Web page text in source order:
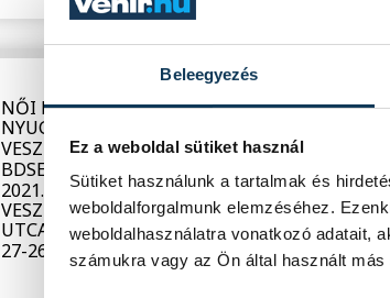
Beleegyezés
Ez a weboldal sütiket használ
Sütiket használunk a tartalmak és
weboldalforgalmunk elemzéséhez.
weboldalhasználatra vonatkozó adatait,
számukra vagy az Ön által használt
NŐI KÉZILABDA NB II, ÉSZAK-
NYUGAT, 2021/2022
VESZPRÉM PANNON SE
BDSE
2021. NOVEMBER 7. 15:00
VESZPRÉM, WARTHA VINCE
UTCAI SPORTCSARNOK
27-26